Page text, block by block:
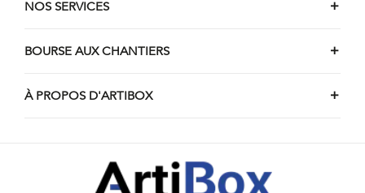
Chantiers de véranda d'Engis
Chantiers de véranda de Burdinne
Chantiers de véranda de Trois-Ponts
NOS SERVICES
BOURSE AUX CHANTIERS
À PROPOS D'ARTIBOX